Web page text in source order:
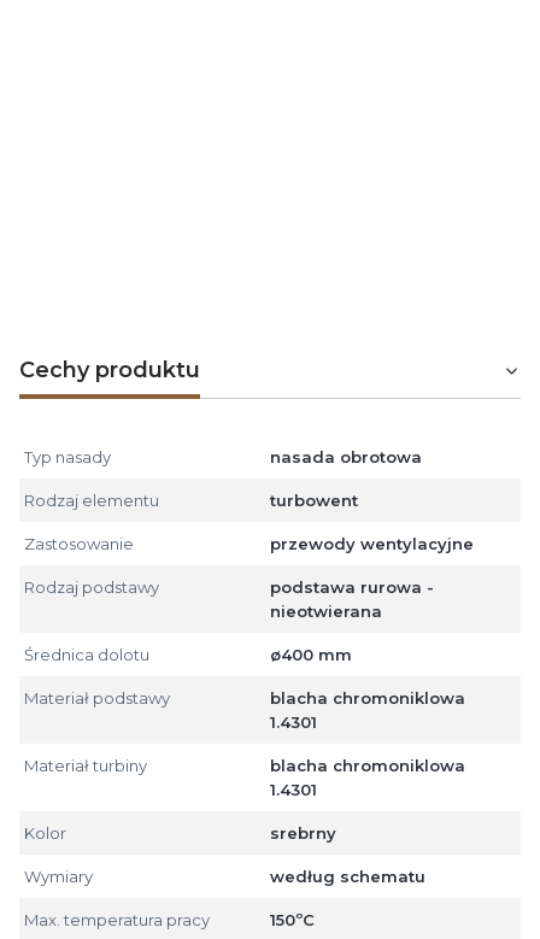
Cechy produktu
Typ nasady nasada obrotowa
Rodzaj elementu turbowent
Zastosowanie przewody wentylacyjne
Rodzaj podstawy
podstawa rurowa -
nieotwierana
Średnica dolotu ø400 mm
Materiał podstawy
blacha chromoniklowa
1.4301
Materiał turbiny
blacha chromoniklowa
1.4301
Kolor srebrny
Wymiary według schematu
Max. temperatura pracy 150ºC